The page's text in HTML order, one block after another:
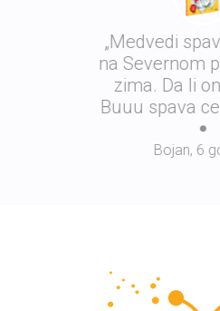
„Medvedi
na Severnom
zima. Da li
Buuu spava
Bojan, 6